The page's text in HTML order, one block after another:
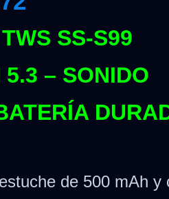
SS-S99
– SONIDO
de 500 mAh y